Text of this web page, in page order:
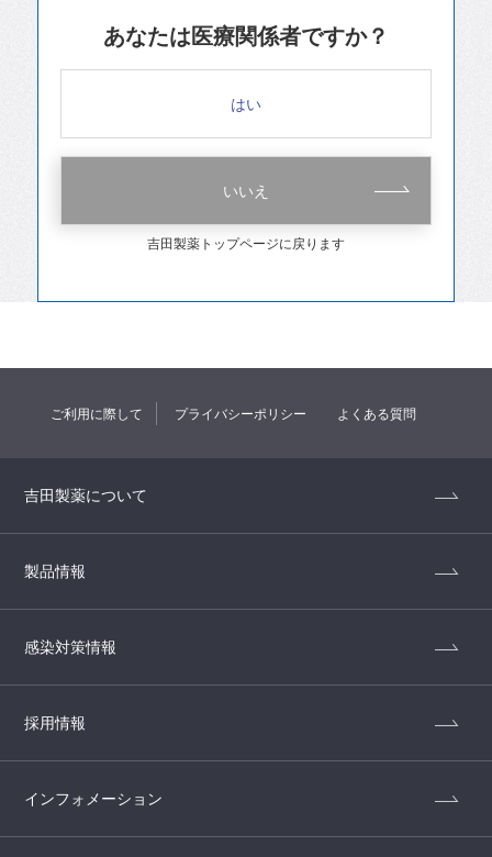
あなたは医療関係者ですか？
はい
いいえ
吉田製薬トップページに戻ります
ご利用に際して プライバシーポリシー よくある質問
吉田製薬について
製品情報
感染対策情報
採用情報
インフォメーション